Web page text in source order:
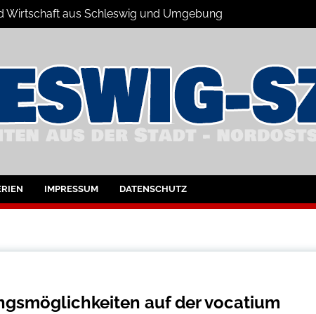
Wirtschaft aus Schleswig und Umgebung
und Umgebung
IMPRESSUM DATENSCHUTZ
auf der vocatium